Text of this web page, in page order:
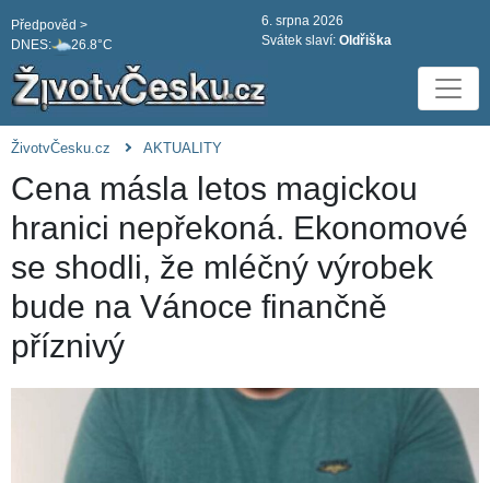
DNES: 26.8°C
Předpověd >
6. srpna 2026
Svátek slaví: Oldřiška
ŽivotvČesku.cz AKTUALITY
Cena másla letos magickou
hranici nepřekoná. Ekonomové
se shodli, že mléčný výrobek
bude na Vánoce finančně
příznivý